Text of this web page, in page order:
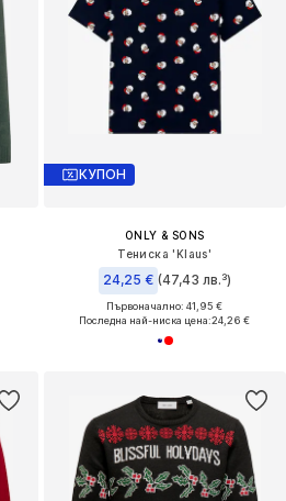
КУПОН
ONLY & SONS
Тениска 'Klaus'
24,25 € (47,43 лв.³)
Първоначално: 41,95 €
Последна най-ниска цена:24,26 €